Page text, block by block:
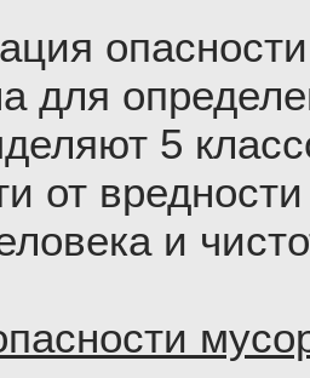
для
5
от
и